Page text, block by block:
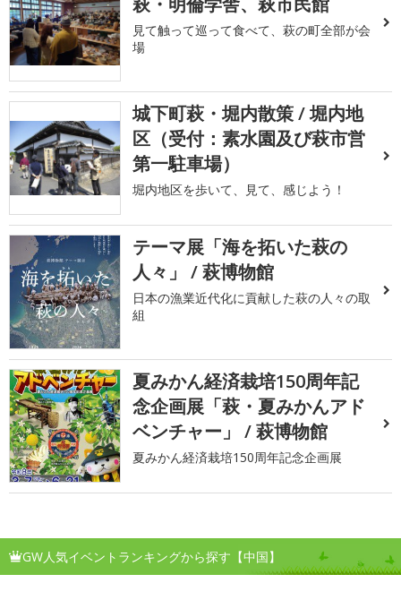
見て触って巡って食べて、萩の町全部が会
場
城下町萩・堀内散策 / 堀内地
区（受付：素水園及び萩市営
第一駐車場）
堀内地区を歩いて、見て、感じよう！
テーマ展「海を拓いた萩の
人々」 / 萩博物館
日本の漁業近代化に貢献した萩の人々の取
組
夏みかん経済栽培150周年記
念企画展「萩・夏みかんアド
ベンチャー」 / 萩博物館
夏みかん経済栽培150周年記念企画展
GW人気イベントランキングから探す【中国】